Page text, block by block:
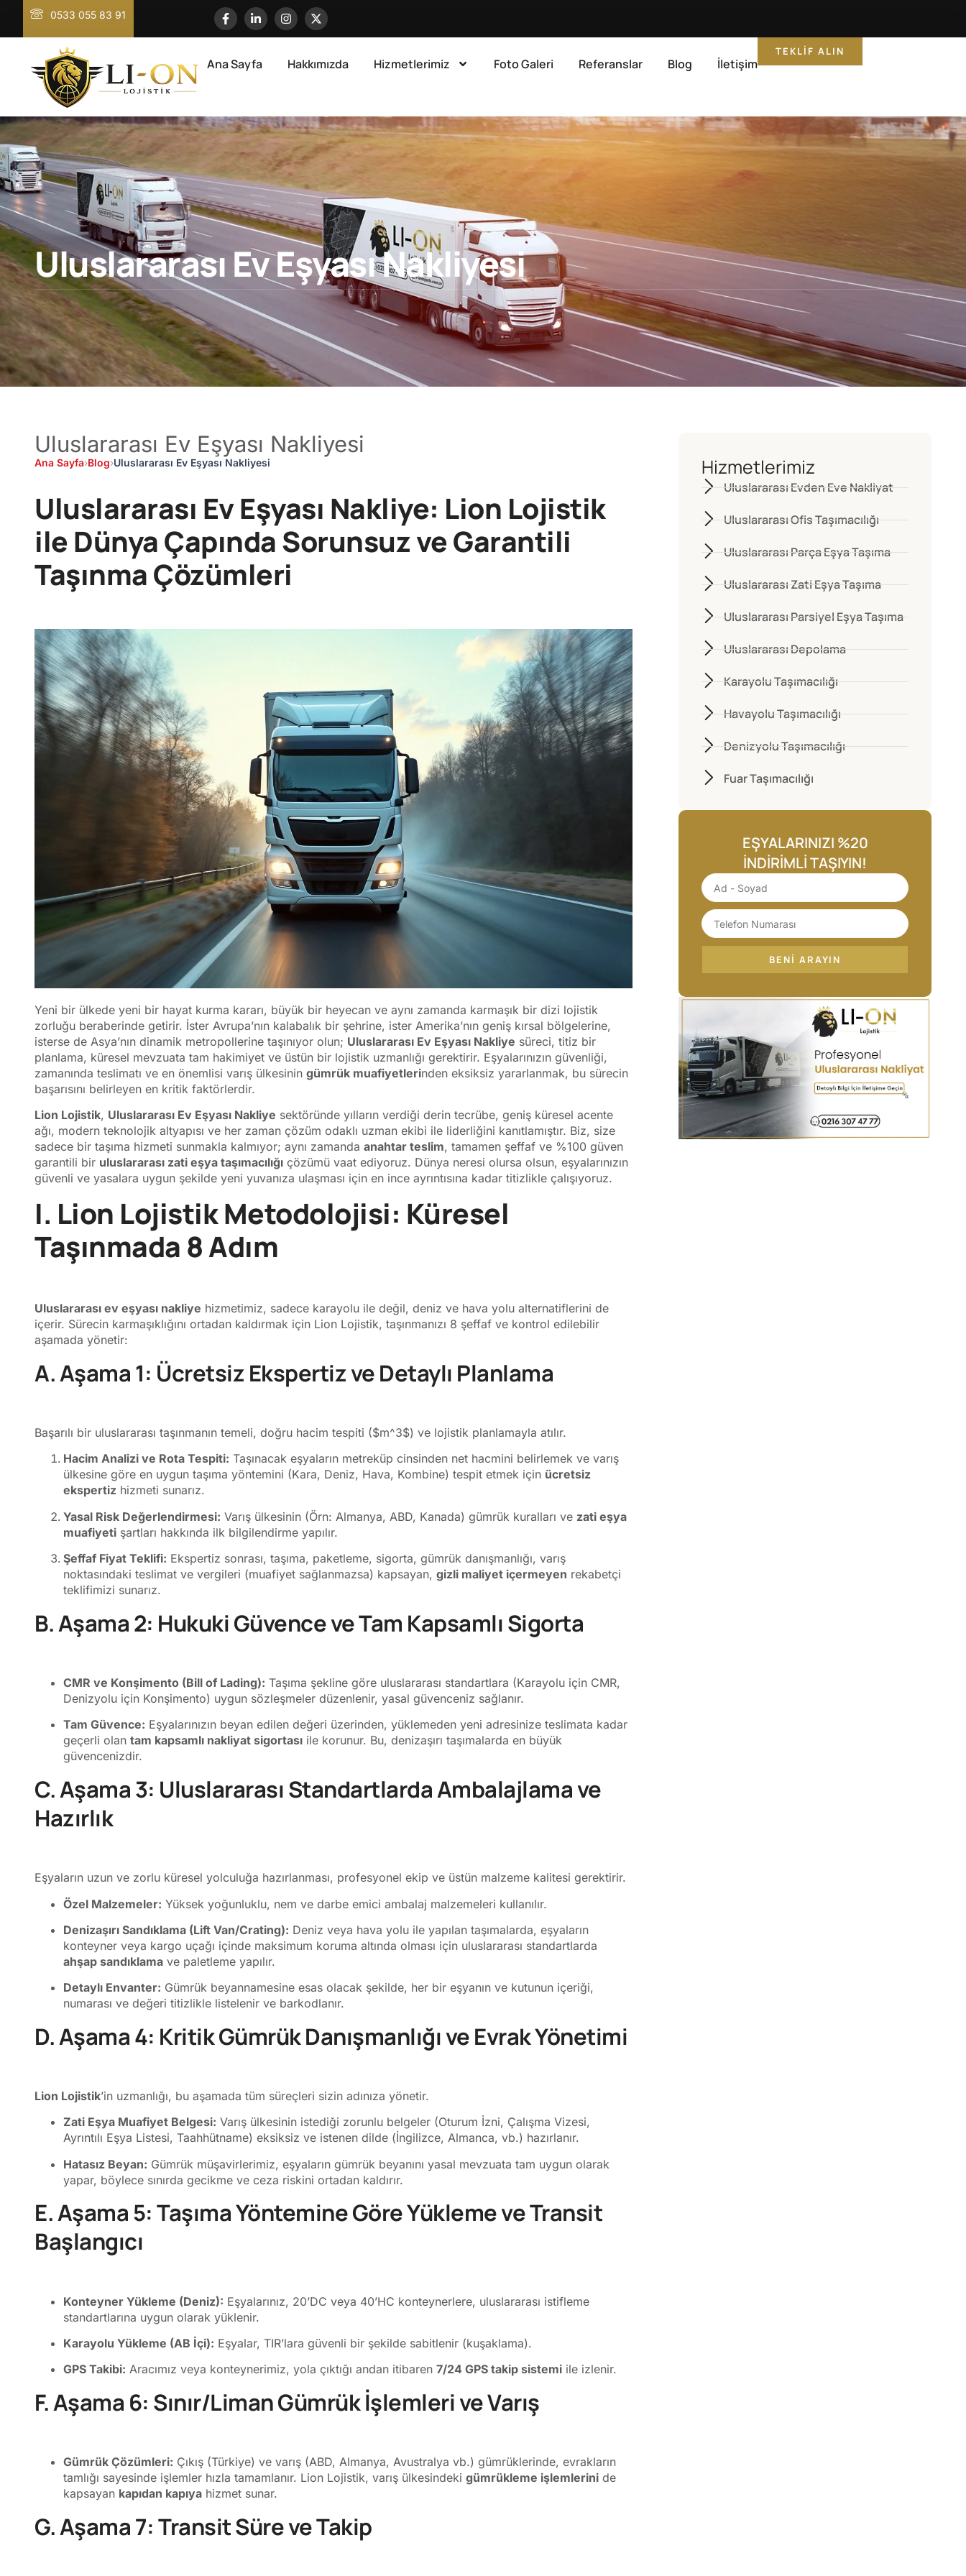
0533 055 83 91
Ana Sayfa Hakkımızda Hizmetlerimiz Foto Galeri Referanslar Blog İletişim
TEKLIF ALIN
Uluslararası Ev Eşyası Nakliyesi
Uluslararası Ev Eşyası Nakliyesi
Ana Sayfa›Blog›Uluslararası Ev Eşyası Nakliyesi
Uluslararası Ev Eşyası Nakliye: Lion Lojistik
ile Dünya Çapında Sorunsuz ve Garantili
Taşınma Çözümleri
Yeni bir ülkede yeni bir hayat kurma kararı, büyük bir heyecan ve aynı zamanda karmaşık bir dizi lojistik
zorluğu beraberinde getirir. İster Avrupa’nın kalabalık bir şehrine, ister Amerika’nın geniş kırsal bölgelerine,
isterse de Asya’nın dinamik metropollerine taşınıyor olun; Uluslararası Ev Eşyası Nakliye süreci, titiz bir
planlama, küresel mevzuata tam hakimiyet ve üstün bir lojistik uzmanlığı gerektirir. Eşyalarınızın güvenliği,
zamanında teslimatı ve en önemlisi varış ülkesinin gümrük muafiyetlerinden eksiksiz yararlanmak, bu sürecin
başarısını belirleyen en kritik faktörlerdir.
Lion Lojistik, Uluslararası Ev Eşyası Nakliye sektöründe yılların verdiği derin tecrübe, geniş küresel acente
ağı, modern teknolojik altyapısı ve her zaman çözüm odaklı uzman ekibi ile liderliğini kanıtlamıştır. Biz, size
sadece bir taşıma hizmeti sunmakla kalmıyor; aynı zamanda anahtar teslim, tamamen şeffaf ve %100 güven
garantili bir uluslararası zati eşya taşımacılığı çözümü vaat ediyoruz. Dünya neresi olursa olsun, eşyalarınızın
güvenli ve yasalara uygun şekilde yeni yuvanıza ulaşması için en ince ayrıntısına kadar titizlikle çalışıyoruz.
I. Lion Lojistik Metodolojisi: Küresel
Taşınmada 8 Adım
Uluslararası ev eşyası nakliye hizmetimiz, sadece karayolu ile değil, deniz ve hava yolu alternatiflerini de
içerir. Sürecin karmaşıklığını ortadan kaldırmak için Lion Lojistik, taşınmanızı 8 şeffaf ve kontrol edilebilir
aşamada yönetir:
A. Aşama 1: Ücretsiz Ekspertiz ve Detaylı Planlama
Başarılı bir uluslararası taşınmanın temeli, doğru hacim tespiti ($m^3$) ve lojistik planlamayla atılır.
Hacim Analizi ve Rota Tespiti: Taşınacak eşyaların metreküp cinsinden net hacmini belirlemek ve varış
ülkesine göre en uygun taşıma yöntemini (Kara, Deniz, Hava, Kombine) tespit etmek için ücretsiz
ekspertiz hizmeti sunarız.
Yasal Risk Değerlendirmesi: Varış ülkesinin (Örn: Almanya, ABD, Kanada) gümrük kuralları ve zati eşya
muafiyeti şartları hakkında ilk bilgilendirme yapılır.
Şeffaf Fiyat Teklifi: Ekspertiz sonrası, taşıma, paketleme, sigorta, gümrük danışmanlığı, varış
noktasındaki teslimat ve vergileri (muafiyet sağlanmazsa) kapsayan, gizli maliyet içermeyen rekabetçi
teklifimizi sunarız.
B. Aşama 2: Hukuki Güvence ve Tam Kapsamlı Sigorta
CMR ve Konşimento (Bill of Lading): Taşıma şekline göre uluslararası standartlara (Karayolu için CMR,
Denizyolu için Konşimento) uygun sözleşmeler düzenlenir, yasal güvenceniz sağlanır.
Tam Güvence: Eşyalarınızın beyan edilen değeri üzerinden, yüklemeden yeni adresinize teslimata kadar
geçerli olan tam kapsamlı nakliyat sigortası ile korunur. Bu, denizaşırı taşımalarda en büyük
güvencenizdir.
C. Aşama 3: Uluslararası Standartlarda Ambalajlama ve
Hazırlık
Eşyaların uzun ve zorlu küresel yolculuğa hazırlanması, profesyonel ekip ve üstün malzeme kalitesi gerektirir.
Özel Malzemeler: Yüksek yoğunluklu, nem ve darbe emici ambalaj malzemeleri kullanılır.
Denizaşırı Sandıklama (Lift Van/Crating): Deniz veya hava yolu ile yapılan taşımalarda, eşyaların
konteyner veya kargo uçağı içinde maksimum koruma altında olması için uluslararası standartlarda
ahşap sandıklama ve paletleme yapılır.
Detaylı Envanter: Gümrük beyannamesine esas olacak şekilde, her bir eşyanın ve kutunun içeriği,
numarası ve değeri titizlikle listelenir ve barkodlanır.
D. Aşama 4: Kritik Gümrük Danışmanlığı ve Evrak Yönetimi
Lion Lojistik’in uzmanlığı, bu aşamada tüm süreçleri sizin adınıza yönetir.
Zati Eşya Muafiyet Belgesi: Varış ülkesinin istediği zorunlu belgeler (Oturum İzni, Çalışma Vizesi,
Ayrıntılı Eşya Listesi, Taahhütname) eksiksiz ve istenen dilde (İngilizce, Almanca, vb.) hazırlanır.
Hatasız Beyan: Gümrük müşavirlerimiz, eşyaların gümrük beyanını yasal mevzuata tam uygun olarak
yapar, böylece sınırda gecikme ve ceza riskini ortadan kaldırır.
E. Aşama 5: Taşıma Yöntemine Göre Yükleme ve Transit
Başlangıcı
Konteyner Yükleme (Deniz): Eşyalarınız, 20’DC veya 40’HC konteynerlere, uluslararası istifleme
standartlarına uygun olarak yüklenir.
Karayolu Yükleme (AB İçi): Eşyalar, TIR’lara güvenli bir şekilde sabitlenir (kuşaklama).
GPS Takibi: Aracımız veya konteynerimiz, yola çıktığı andan itibaren 7/24 GPS takip sistemi ile izlenir.
F. Aşama 6: Sınır/Liman Gümrük İşlemleri ve Varış
Gümrük Çözümleri: Çıkış (Türkiye) ve varış (ABD, Almanya, Avustralya vb.) gümrüklerinde, evrakların
tamlığı sayesinde işlemler hızla tamamlanır. Lion Lojistik, varış ülkesindeki gümrükleme işlemlerini de
kapsayan kapıdan kapıya hizmet sunar.
G. Aşama 7: Transit Süre ve Takip
Hizmetlerimiz
Uluslararası Evden Eve Nakliyat
Uluslararası Ofis Taşımacılığı
Uluslararası Parça Eşya Taşıma
Uluslararası Zati Eşya Taşıma
Uluslararası Parsiyel Eşya Taşıma
Uluslararası Depolama
Karayolu Taşımacılığı
Havayolu Taşımacılığı
Denizyolu Taşımacılığı
Fuar Taşımacılığı
EŞYALARINIZI %20
İNDIRIMLI TAŞIYIN!
BENI ARAYIN